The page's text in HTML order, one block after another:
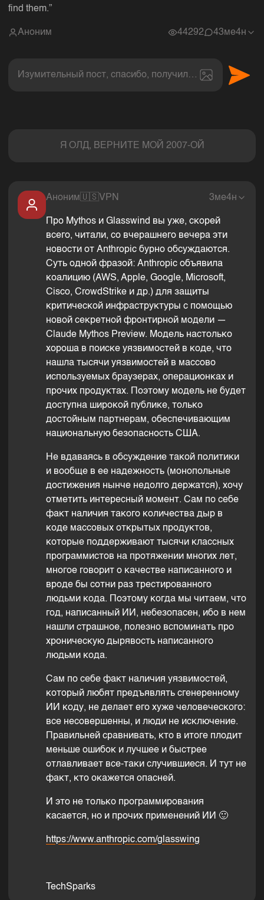
find them.”
Аноним 44292 43ме4н
Изумительный пост, спасибо, получил величайшее
Я ОЛД, ВЕРНИТЕ МОЙ 2007-ОЙ
Аноним🇺🇸VPN 3ме4н
Про Mythos и Glasswind вы уже, скорей
всего, читали, со вчерашнего вечера эти
новости от Anthropic бурно обсуждаются.
Суть одной фразой: Anthropic объявила
коалицию (AWS, Apple, Google, Microsoft,
Cisco, CrowdStrike и др.) для защиты
критической инфраструктуры с помощью
новой секретной фронтирной модели —
Claude Mythos Preview. Модель настолько
хороша в поиске уязвимостей в коде, что
нашла тысячи уязвимостей в массово
используемых браузерах, операционках и
прочих продуктах. Поэтому модель не будет
доступна широкой публике, только
достойным партнерам, обеспечивающим
национальную безопасность США.
Не вдаваясь в обсуждение такой политики
и вообще в ее надежность (монопольные
достижения нынче недолго держатся), хочу
отметить интересный момент. Сам по себе
факт наличия такого количества дыр в
коде массовых открытых продуктов,
которые поддерживают тысячи классных
программистов на протяжении многих лет,
многое говорит о качестве написанного и
вроде бы сотни раз трестированного
людьми кода. Поэтому когда мы читаем, что
год, написанный ИИ, небезопасен, ибо в нем
нашли страшное, полезно вспоминать про
хроническую дырявость написанного
людьми кода.
Сам по себе факт наличия уязвимостей,
который любят предъявлять сгенеренному
ИИ коду, не делает его хуже человеческого:
все несовершенны, и люди не исключение.
Правильней сравнивать, кто в итоге плодит
меньше ошибок и лучшее и быстрее
отлавливает все-таки случившиеся. И тут не
факт, кто окажется опасней.
И это не только программирования
касается, но и прочих применений ИИ 🙂
https://www.anthropic.com/glasswing
TechSparks